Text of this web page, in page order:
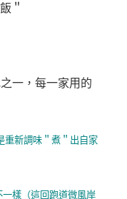
＂
一，每一家用的
重新調味＂煮＂出自家
樣（這回跑道微風岸